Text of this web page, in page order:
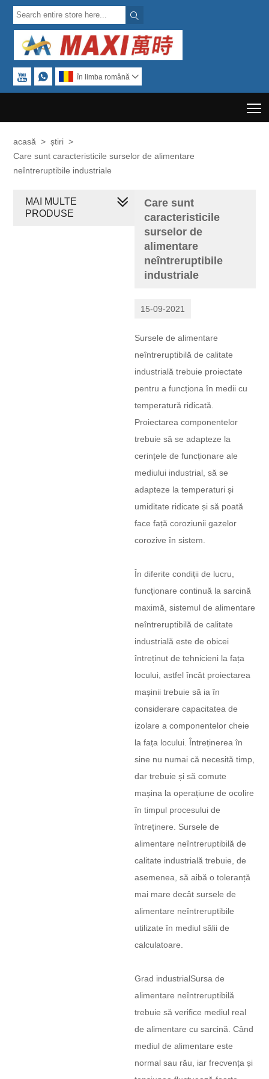

  în limba română 
acasă > știri >
Care sunt caracteristicile surselor de alimentare
neîntreruptibile industriale
Care sunt
caracteristicile
surselor de
alimentare
neîntreruptibile
industriale
15-09-2021
Sursele de alimentare
neîntreruptibilă de calitate
industrială trebuie proiectate
pentru a funcționa în medii cu
temperatură ridicată.
Proiectarea componentelor
trebuie să se adapteze la
cerințele de funcționare ale
mediului industrial, să se
adapteze la temperaturi și
umiditate ridicate și să poată
face față coroziunii gazelor
corozive în sistem.
În diferite condiții de lucru,
funcționare continuă la sarcină
maximă, sistemul de alimentare
neîntreruptibilă de calitate
industrială este de obicei
întreținut de tehnicieni la fața
locului, astfel încât proiectarea
mașinii trebuie să ia în
considerare capacitatea de
izolare a componentelor cheie
la fața locului. Întreținerea în
sine nu numai că necesită timp,
dar trebuie și să comute
mașina la operațiune de ocolire
în timpul procesului de
întreținere. Sursele de
alimentare neîntreruptibilă de
calitate industrială trebuie, de
asemenea, să aibă o toleranță
mai mare decât sursele de
alimentare neîntreruptibile
utilizate în mediul sălii de
calculatoare.
Grad industrialSursa de
alimentare neîntreruptibilă
trebuie să verifice mediul real
de alimentare cu sarcină. Când
mediul de alimentare este
normal sau rău, iar frecvența și
MAI MULTE
PRODUSE